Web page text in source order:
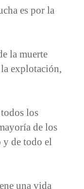
es por la
la muerte
explotación,
los
de los
y de todo el
una vida